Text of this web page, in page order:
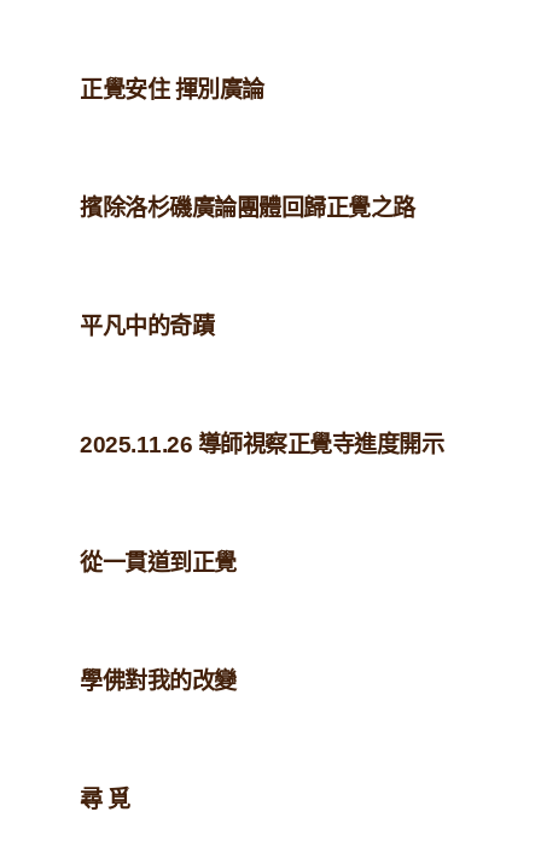
正覺安住 揮別廣論
擯除洛杉磯廣論團體回歸正覺之路
平凡中的奇蹟
2025.11.26 導師視察正覺寺進度開示
從一貫道到正覺
學佛對我的改變
尋 覓